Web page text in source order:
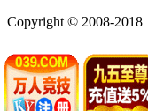
Copyright © 2008-2018